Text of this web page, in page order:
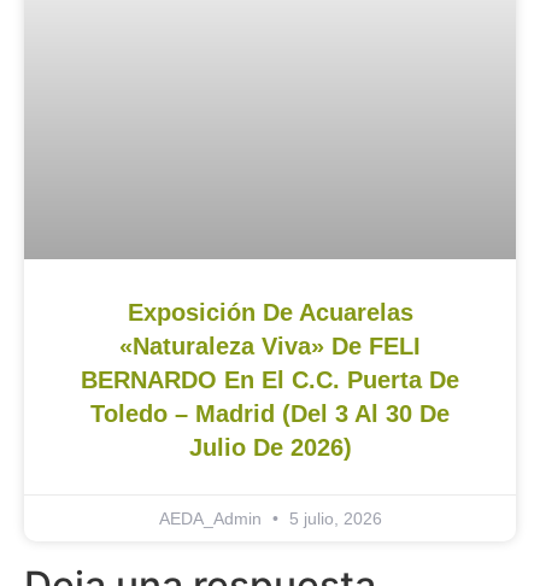
Exposición De Acuarelas
«Naturaleza Viva» De FELI
BERNARDO En El C.C. Puerta De
Toledo – Madrid (del 3 Al 30 De
Julio De 2026)
AEDA_Admin 5 julio, 2026